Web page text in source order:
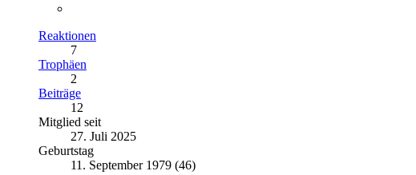
Reaktionen
7
Trophäen
2
Beiträge
12
Mitglied seit
27. Juli 2025
Geburtstag
11. September 1979 (46)